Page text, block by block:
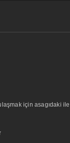
için asagıdaki